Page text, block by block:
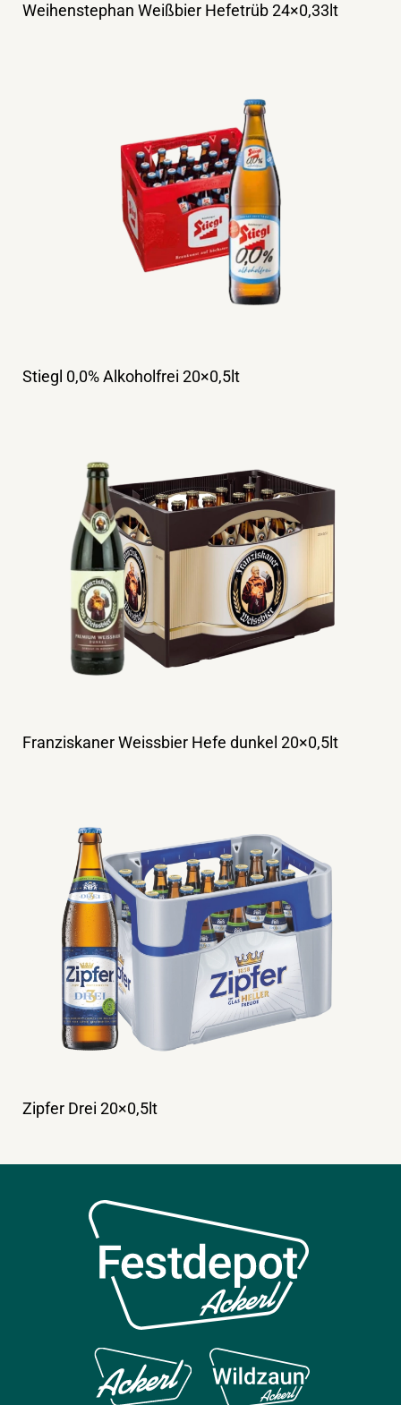
Weihenstephan Weißbier Hefetrüb 24×0,33lt
Stiegl 0,0% Alkoholfrei 20×0,5lt
Franziskaner Weissbier Hefe dunkel 20×0,5lt
Zipfer Drei 20×0,5lt